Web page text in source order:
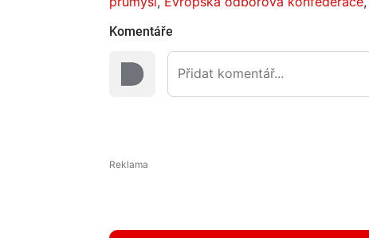
Komentáře